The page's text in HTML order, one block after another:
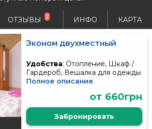
ОТЗЫВЫ 2 ИНФО КАРТА
Эконом двухместный
Удобства: Отопление, Шкаф /
Гардероб, Вешалка для одежды
Полное описание
от 660грн
Забронировать